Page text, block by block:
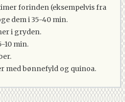
forinden (eksempelvis fra
dem i 35-40 min.
i gryden.
10 min.
med bønnefyld og quinoa.